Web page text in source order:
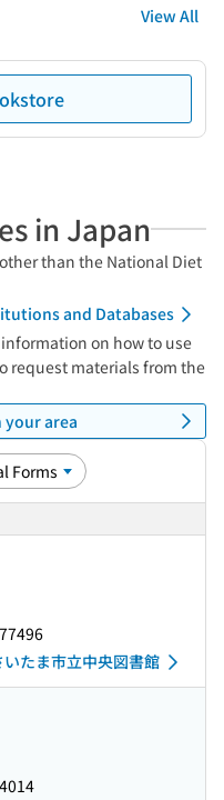
View All
in Japan
than the National Diet
and Databases
on how to use
request materials from the
your area
いたま市立中央図書館